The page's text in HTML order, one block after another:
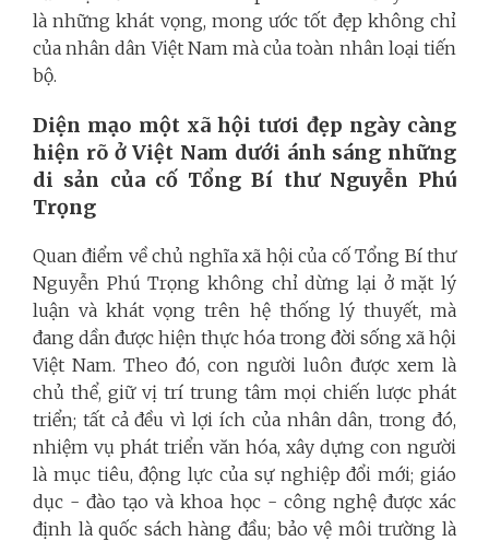
là những khát vọng, mong ước tốt đẹp không chỉ
của nhân dân Việt Nam mà của toàn nhân loại tiến
bộ.
Diện mạo một xã hội tươi đẹp ngày càng
hiện rõ ở Việt Nam dưới ánh sáng những
di sản của cố Tổng Bí thư Nguyễn Phú
Trọng
Quan điểm về chủ nghĩa xã hội của cố Tổng Bí thư
Nguyễn Phú Trọng không chỉ dừng lại ở mặt lý
luận và khát vọng trên hệ thống lý thuyết, mà
đang dần được hiện thực hóa trong đời sống xã hội
Việt Nam. Theo đó, con người luôn được xem là
chủ thể, giữ vị trí trung tâm mọi chiến lược phát
triển; tất cả đều vì lợi ích của nhân dân, trong đó,
nhiệm vụ phát triển văn hóa, xây dựng con người
là mục tiêu, động lực của sự nghiệp đổi mới; giáo
dục - đào tạo và khoa học - công nghệ được xác
định là quốc sách hàng đầu; bảo vệ môi trường là